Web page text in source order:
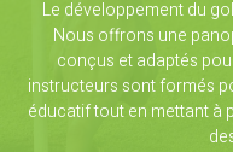
Le développement du
Nous offrons une
conçus et adaptés
instructeurs sont formés
éducatif tout en mettant à